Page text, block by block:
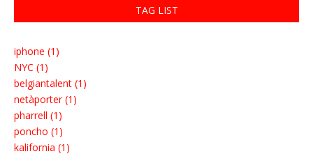
TAG LIST
iphone (1)
NYC (1)
belgiantalent (1)
netàporter (1)
pharrell (1)
poncho (1)
kalifornia (1)